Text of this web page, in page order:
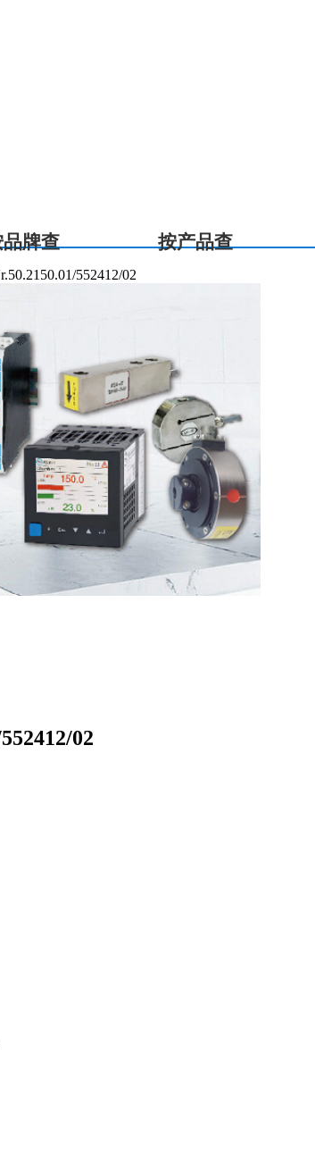
牌查 按产品查
552412/02
02